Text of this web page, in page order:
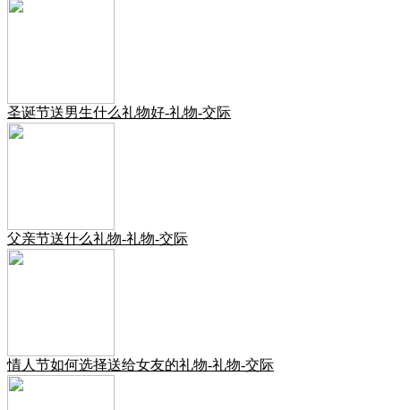
圣诞节送男生什么礼物好-礼物-交际
父亲节送什么礼物-礼物-交际
情人节如何选择送给女友的礼物-礼物-交际